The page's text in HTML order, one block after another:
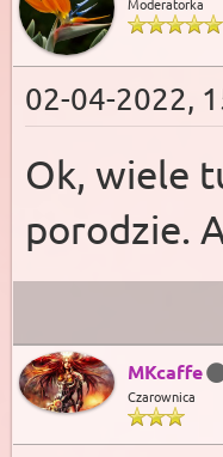
02-04-2022,
Ok, wiele
porodzie.
MKcaffe
Czarownica